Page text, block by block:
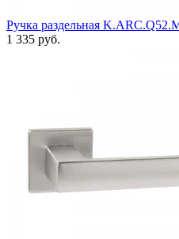
Ручка раздельная
1 335 руб.